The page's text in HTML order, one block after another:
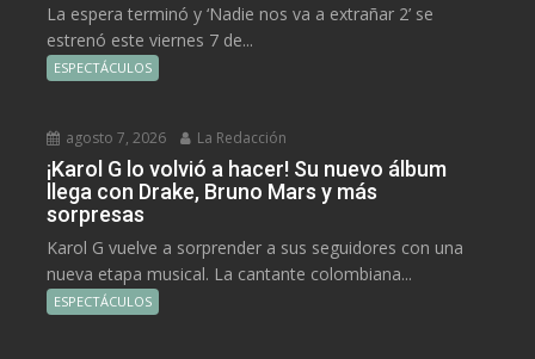
La espera terminó y ‘Nadie nos va a extrañar 2’ se
estrenó este viernes 7 de...
ESPECTÁCULOS
agosto 7, 2026 La Redacción
¡Karol G lo volvió a hacer! Su nuevo álbum
llega con Drake, Bruno Mars y más
sorpresas
Karol G vuelve a sorprender a sus seguidores con una
nueva etapa musical. La cantante colombiana...
ESPECTÁCULOS